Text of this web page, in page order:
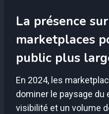
La présence
marketplaces
public plus
En 2024, les
dominer le paysage
visibilité et un volume